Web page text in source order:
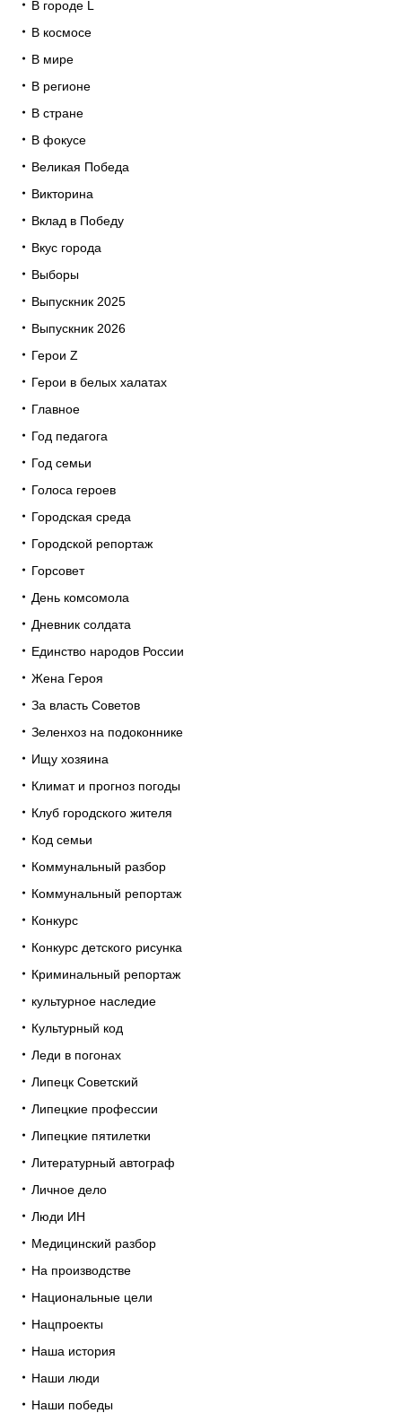
В городе L
В космосе
В мире
В регионе
В стране
В фокусе
Великая Победа
Викторина
Вклад в Победу
Вкус города
Выборы
Выпускник 2025
Выпускник 2026
Герои Z
Герои в белых халатах
Главное
Год педагога
Год семьи
Голоса героев
Городская среда
Городской репортаж
Горсовет
День комсомола
Дневник солдата
Единство народов России
Жена Героя
За власть Советов
Зеленхоз на подоконнике
Ищу хозяина
Климат и прогноз погоды
Клуб городского жителя
Код семьи
Коммунальный разбор
Коммунальный репортаж
Конкурс
Конкурс детского рисунка
Криминальный репортаж
культурное наследие
Культурный код
Леди в погонах
Липецк Советский
Липецкие профессии
Липецкие пятилетки
Литературный автограф
Личное дело
Люди ИН
Медицинский разбор
На производстве
Национальные цели
Нацпроекты
Наша история
Наши люди
Наши победы